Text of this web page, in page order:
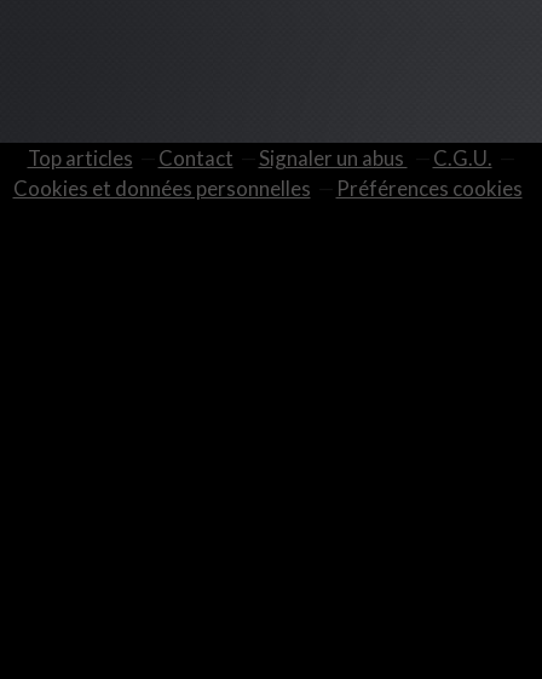
Top articles Contact Signaler un abus
C.G.U.
Cookies et données personnelles
Préférences cookies